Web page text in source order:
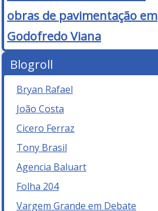
obras de pavimentação em
Godofredo Viana
Blogroll
Bryan Rafael
João Costa
Cicero Ferraz
Tony Brasil
Agencia Baluart
Folha 204
Vargem Grande em Debate